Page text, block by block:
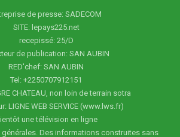
de presse: SADECOM
SITE: lepays225.net
recepissé: 25/D
de publication: SAN AUBIN
RED'chef: SAN AUBIN
Tel: +2250707912151
CHATEAU, non loin de terrain sotra
LIGNE WEB SERVICE (www.lws.fr)
une télévision en ligne
Des informations construites sans